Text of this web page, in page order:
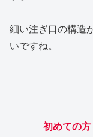
細い注ぎ口の構造
いですね。
初めての